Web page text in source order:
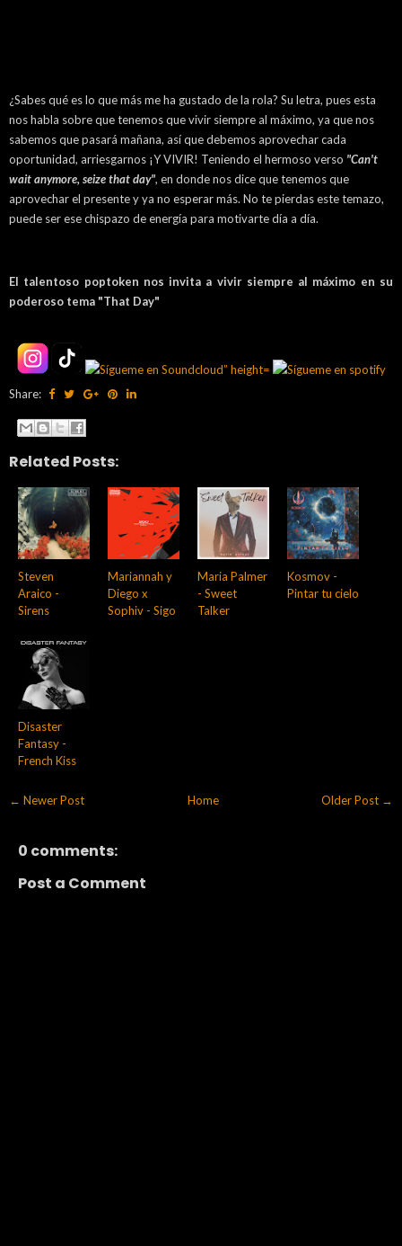
¿Sabes qué es lo que más me ha gustado de la rola? Su letra, pues esta
nos habla sobre que tenemos que vivir siempre al máximo, ya que nos
sabemos que pasará mañana, así que debemos aprovechar cada
oportunidad, arriesgarnos ¡Y VIVIR! Teniendo el hermoso verso "Can't
wait anymore, seize that day", en donde nos dice que tenemos que
aprovechar el presente y ya no esperar más. No te pierdas este temazo,
puede ser ese chispazo de energía para motivarte día a día.
El talentoso poptoken nos invita a vivir siempre al máximo en su
poderoso tema "That Day"
Share:
Related Posts:
Steven
Araico -
Sirens
Mariannah y
Diego x
Sophiv - Sigo
Maria Palmer
- Sweet
Talker
Kosmov -
Pintar tu cielo
Disaster
Fantasy -
French Kiss
← Newer Post Older Post →
Home
0 comments:
Post a Comment